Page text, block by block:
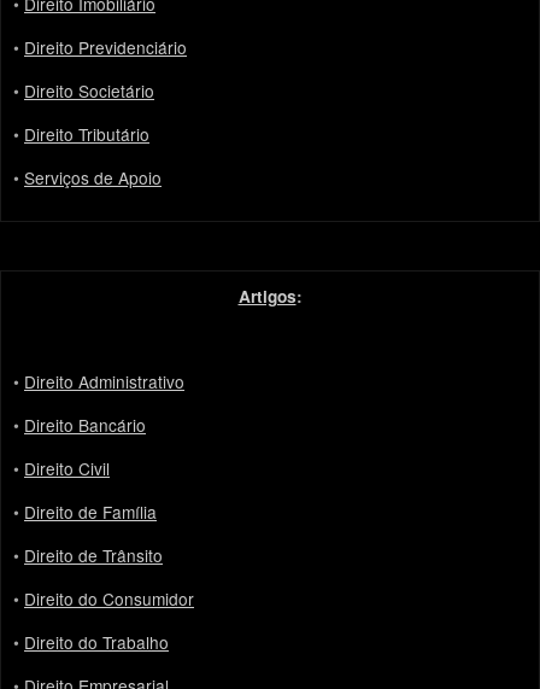
• Direito Previdenciário
• Direito Societário
• Direito Tributário
• Serviços de Apoio
Artigos:
• Direito Administrativo
• Direito Bancário
• Direito Civil
• Direito de Família
• Direito de Trânsito
• Direito do Consumidor
• Direito do Trabalho